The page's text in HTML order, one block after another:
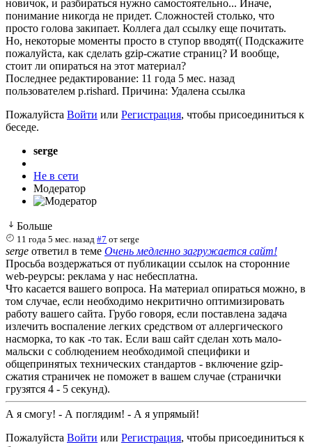
новичок, и разбираться нужно самостоятельно... Иначе,
понимание никогда не придет. Сложностей столько, что
просто голова закипает. Коллега дал ссылку еще почитать.
Но, некоторые моменты просто в ступор вводят(( Подскажите
пожалуйста, как сделать gzip-сжатие страниц? И вообще,
стоит ли опираться на этот материал?
Последнее редактирование: 11 года 5 мес. назад
пользователем p.rishard. Причина: Удалена ссылка
Пожалуйста Войти или Регистрация, чтобы присоединиться к
беседе.
serge
Не в сети
Модератор
Больше
11 года 5 мес. назад #7 отserge
serge ответил в теме Очень медленно загружается сайт!
Просьба воздержаться от публикации ссылок на сторонние
web-реурсы: реклама у нас небесплатна.
Что касается вашего вопроса. На материал опираться можно, в
том случае, если необходимо некритично оптимизировать
работу вашего сайта. Грубо говоря, если поставлена задача
излечить воспаление легких средством от аллергического
насморка, то как -то так. Если ваш сайт сделан хоть мало-
мальски с соблюдением необходимой специфики и
общепринятых технических стандартов - включение gzip-
сжатия страничек не поможет в вашем случае (странички
грузятся 4 - 5 секунд).
А я смогу! - А поглядим! - А я упрямый!
Пожалуйста Войти или Регистрация, чтобы присоединиться к